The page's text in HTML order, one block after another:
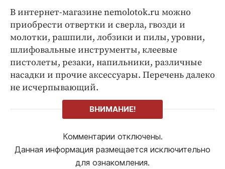
В интернет-магазине nemolotok.ru можно
приобрести отвертки и сверла, гвозди и
молотки, рашпили, лобзики и пилы, уровни,
шлифовальные инструменты, клеевые
пистолеты, резаки, напильники, различные
насадки и прочие аксессуары. Перечень далеко
не исчерпывающий.
ВНИМАНИЕ!
Комментарии отключены.
Данная информация размещается исключительно
для ознакомления.